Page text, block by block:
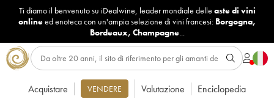
Ti diamo il benvenuto su iDealwine, leader mondiale delle aste di vini
onlineed enoteca con un'ampia selezione di vini francesi: Borgogna,
Bordeaux, Champagne...
Acquistare VENDERE Valutazione Enciclopedia